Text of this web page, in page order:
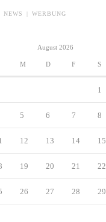
NEWS | WERBUNG
August 2026
M D F S
1
5 6 7 8
12 13 14 15
19 20 21 22
26 27 28 29